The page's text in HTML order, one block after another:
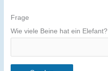
Frage
Wie viele Beine hat ein Elefant?